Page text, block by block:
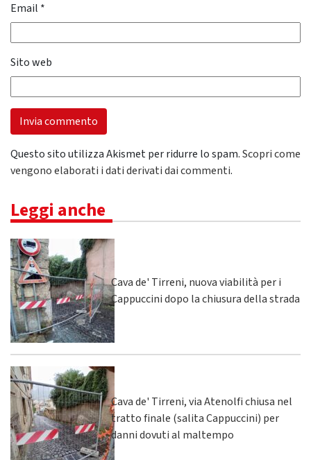
Email *
Sito web
Questo sito utilizza Akismet per ridurre lo spam.Scopri come
vengono elaborati i dati derivati dai commenti.
Leggi anche
Cava de' Tirreni, nuova viabilità per i
Cappuccini dopo la chiusura della strada
Cava de' Tirreni, via Atenolfi chiusa nel
tratto finale (salita Cappuccini) per
danni dovuti al maltempo